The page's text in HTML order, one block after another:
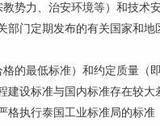
势力、治安环境等）和技术
门定期发布的有关国家和地
的最低标准）和约定质量（
设标准与国内标准存在较
执行泰国工业标准局的标准